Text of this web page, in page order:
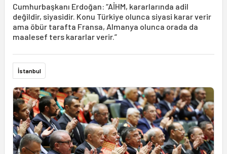
Cumhurbaşkanı Erdoğan: “AİHM, kararlarında adil
değildir, siyasidir. Konu Türkiye olunca siyasi karar verir
ama öbür tarafta Fransa, Almanya olunca orada da
maalesef ters kararlar verir.”
İstanbul